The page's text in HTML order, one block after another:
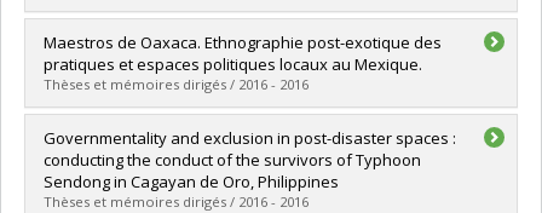
Graduate :Lafaiete Courty Leite, Diego
Cycle :Master's
Grade :M. Sc.
Lien vers le document dans Papyrus
Maestros de Oaxaca. Ethnographie post-exotique des
pratiques et espaces politiques locaux au Mexique.
Thèses et mémoires dirigés / 2016 - 2016
Graduate :Métais, Julie
Cycle :Doctoral
Grade :Ph. D.
Lien vers le document dans Papyrus
Governmentality and exclusion in post-disaster spaces :
conducting the conduct of the survivors of Typhoon
Sendong in Cagayan de Oro, Philippines
Thèses et mémoires dirigés / 2016 - 2016